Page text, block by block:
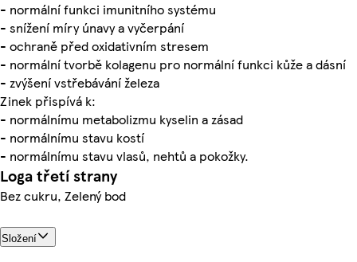
- normální funkci imunitního systému
- snížení míry únavy a vyčerpání
- ochraně před oxidativním stresem
- normální tvorbě kolagenu pro normální funkci kůže a dásní
- zvýšení vstřebávání železa
Zinek přispívá k:
- normálnímu metabolizmu kyselin a zásad
- normálnímu stavu kostí
- normálnímu stavu vlasů, nehtů a pokožky.
Loga třetí strany
Bez cukru, Zelený bod
Složení